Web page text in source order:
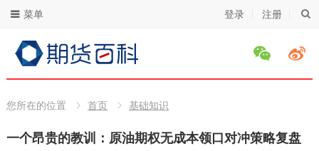
登录 注册
菜单
您所在的位置 首页 基础知识
一个昂贵的教训：原油期权无成本领口对冲策略复盘